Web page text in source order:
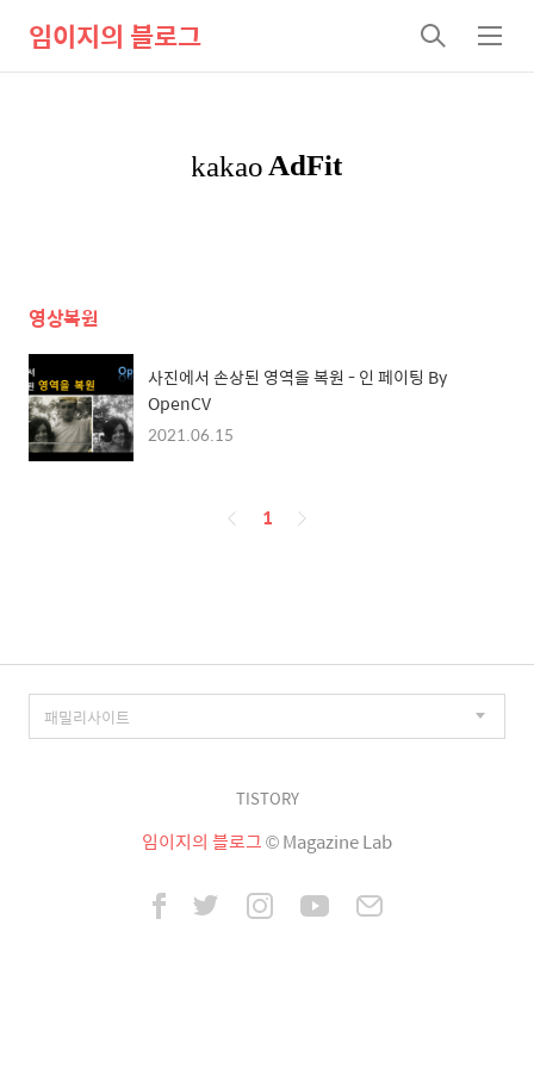
임이지의 블로그
검
색
메
뉴
영상복원
사진에서 손상된 영역을 복원 - 인 페이팅 By
OpenCV
2021.06.15
페
1
TISTORY
임이지의 블로그© Magazine Lab